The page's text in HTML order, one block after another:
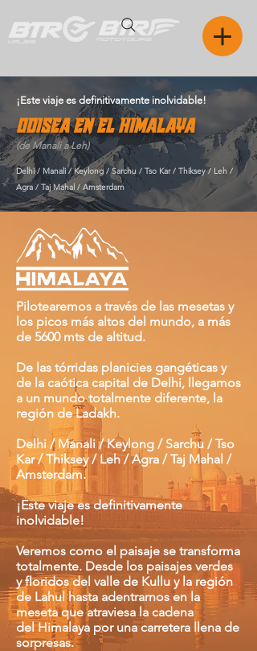
¡Este viaje es definitivamente inolvidable!
ODISEA EN EL HIMALAYA
(de Manali a Leh)
Delhi / Manali / Keylong / Sarchu / Tso Kar / Thiksey / Leh /
Agra / Taj Mahal / Amsterdam
Pilotearemos a través de las mesetas y
los picos más altos del mundo, a más
de 5600 mts de altitud.
De las tórridas planicies gangéticas y
de la caótica capital de Delhi, llegamos
a un mundo totalmente diferente, la
región de Ladakh.
Delhi / Manali / Keylong / Sarchu / Tso
Kar / Thiksey / Leh / Agra / Taj Mahal /
Amsterdam.
¡Este viaje es definitivamente
inolvidable!
Veremos como el paisaje se transforma
totalmente. Desde los paisajes verdes
y floridos del valle de Kullu y la región
de Lahul hasta adentrarnos en la
meseta que atraviesa la cadena
del Himalaya por una carretera llena de
sorpresas.